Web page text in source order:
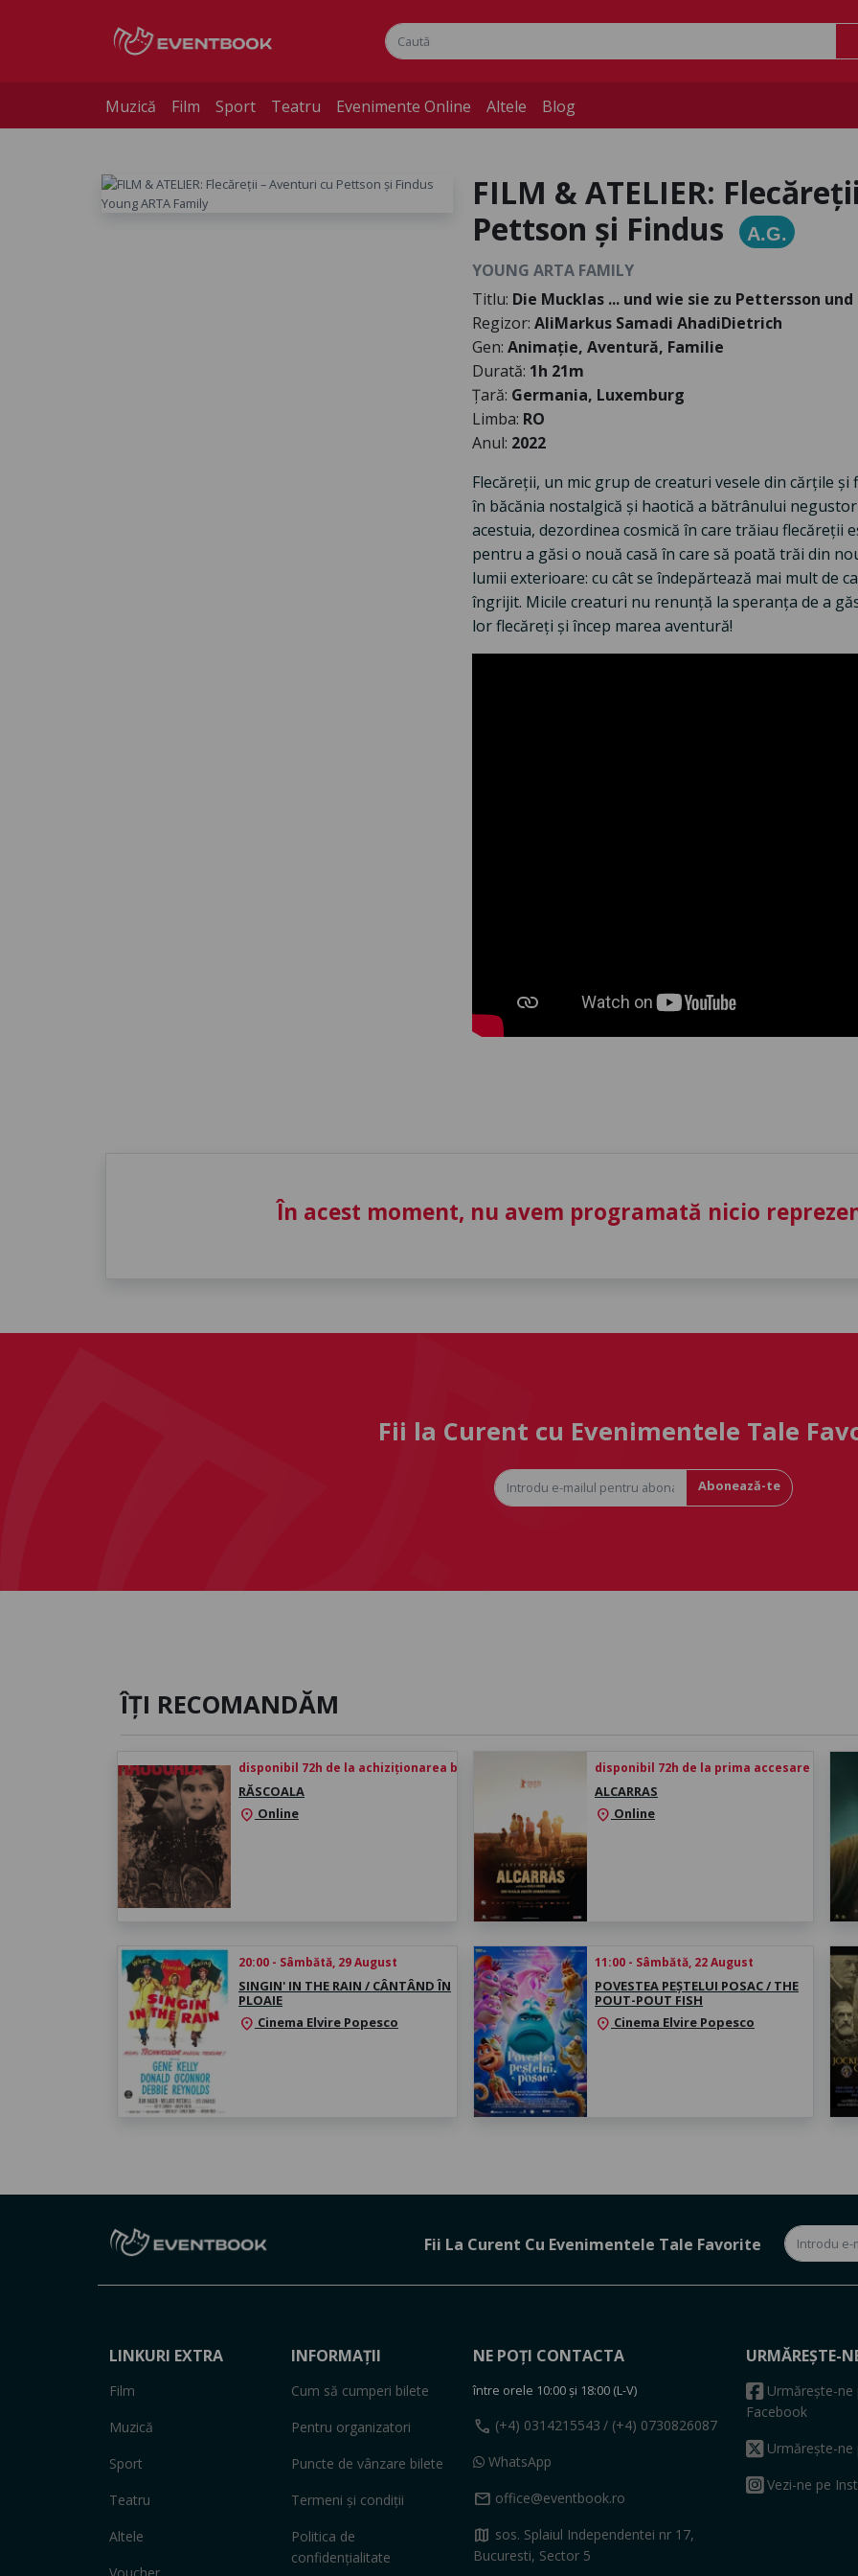
Muzică Film Sport Teatru Evenimente Online Altele Blog
FILM & ATELIER:
Pettson și Findus
A.G.
YOUNG ARTA FAMILY
Titlu: Die Mucklas ... und wie sie zu Pettersson
Regizor: AliMarkus Samadi AhadiDietrich
Gen: Animație, Aventură, Familie
Durată: 1h 21m
Țară: Germania, Luxemburg
Limba: RO
Anul: 2022
Flecăreții, un mic grup de creaturi vesele din cărțile
în băcănia nostalgică și haotică a bătrânului
acestuia, dezordinea cosmică în care trăiau flecăreții
pentru a găsi o nouă casă în care să poată trăi din
lumii exterioare: cu cât se îndepărtează mai mult de
îngrijit. Micile creaturi nu renunță la speranța de a
lor flecăreți și încep marea aventură!
În acest moment, nu avem programată nicio
Fii la Curent cu Evenimentele Tale
Abonează-te
ÎȚI RECOMANDĂM
disponibil 72h de la achiziționarea biletului
RĂSCOALA
location_on Online
disponibil 72h de la prima accesare
ALCARRAS
location_on Online
20:00 - Sâmbătă, 29 August
SINGIN' IN THE RAIN / CÂNTÂND ÎN
PLOAIE
location_on Cinema Elvire Popesco
11:00 - Sâmbătă, 22 August
POVESTEA PEȘTELUI POSAC / THE
POUT-POUT FISH
location_on Cinema Elvire Popesco
Fii La Curent Cu Evenimentele Tale Favorite
LINKURI EXTRA
Film
Muzică
Sport
Teatru
Altele
INFORMAȚII
Cum să cumperi bilete
Pentru organizatori
Puncte de vânzare bilete
Termeni și condiții
Politica de
confidențialitate
NE POȚI CONTACTA
între orele 10:00 și 18:00 (L-V)
call (+4) 0314215543 / (+4) 0730826087
WhatsApp
mail office@eventbook.ro
map sos. Splaiul Independentei nr 17,
Bucuresti, Sector 5
URMĂREȘTE-
Urmărește-ne
Facebook
Urmărește-ne
Vezi-ne pe